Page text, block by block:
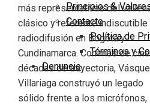
Principios &
Contacto
Política de
Términos y
Denuncie
más representativas del
clásico y referente indiscutible
radiodifusión en Bogotá y
Cundinamarca. Con más de
décadas de trayectoria,
Villariaga construyó un legado
sólido frente a los micrófonos,